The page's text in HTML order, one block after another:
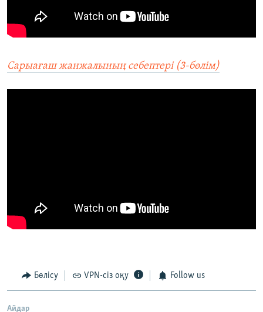
Сарыағаш жанжалының себептері (3-бөлім)
Бөлісу VPN-сіз оқу Follow us
Айдар